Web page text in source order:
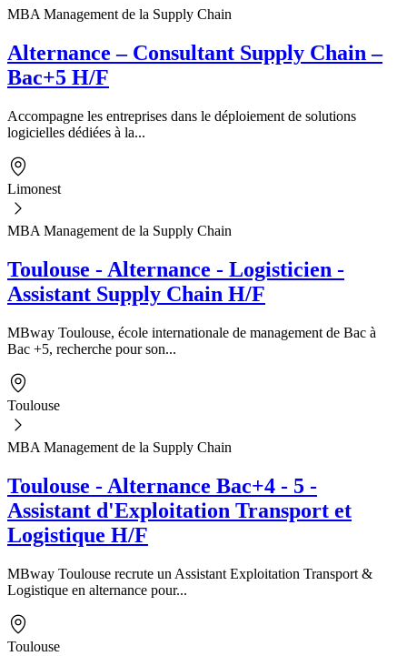
MBA Management de la Supply Chain
Alternance – Consultant Supply Chain –
Bac+5 H/F
Accompagne les entreprises dans le déploiement de solutions
logicielles dédiées à la...
Limonest
MBA Management de la Supply Chain
Toulouse - Alternance - Logisticien -
Assistant Supply Chain H/F
MBway Toulouse, école internationale de management de Bac à
Bac +5, recherche pour son...
Toulouse
MBA Management de la Supply Chain
Toulouse - Alternance Bac+4 - 5 -
Assistant d'Exploitation Transport et
Logistique H/F
MBway Toulouse recrute un Assistant Exploitation Transport &
Logistique en alternance pour...
Toulouse